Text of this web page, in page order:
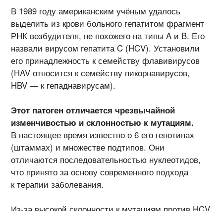
В 1989 году американским учёным удалось
выделить из крови больного гепатитом фрагмент
РНК возбудителя, не похожего на типы A и B. Его
назвали вирусом гепатита C (HCV). Установили
его принадлежность к семейству флавивирусов
(HAV относится к семейству пикорнавирусов,
HBV — к гепаднавирусам).
Этот патоген отличается чрезвычайной
изменчивостью и склонностью к мутациям.
В настоящее время известно о 6 его генотипах
(штаммах) и множестве подтипов. Они
отличаются последовательностью нуклеотидов,
что принято за основу современного подхода
к терапии заболевания.